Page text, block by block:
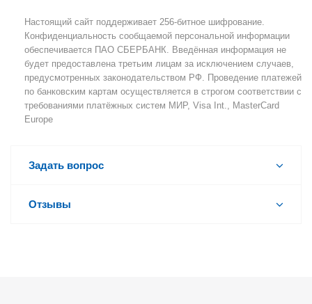
Настоящий сайт поддерживает 256-битное шифрование.
Конфиденциальность сообщаемой персональной информации
обеспечивается ПАО СБЕРБАНК. Введённая информация не
будет предоставлена третьим лицам за исключением случаев,
предусмотренных законодательством РФ. Проведение платежей
по банковским картам осуществляется в строгом соответствии с
требованиями платёжных систем МИР, Visa Int., MasterCard
Europe
Задать вопрос
Отзывы